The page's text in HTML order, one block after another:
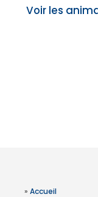
Voir les
» Accueil